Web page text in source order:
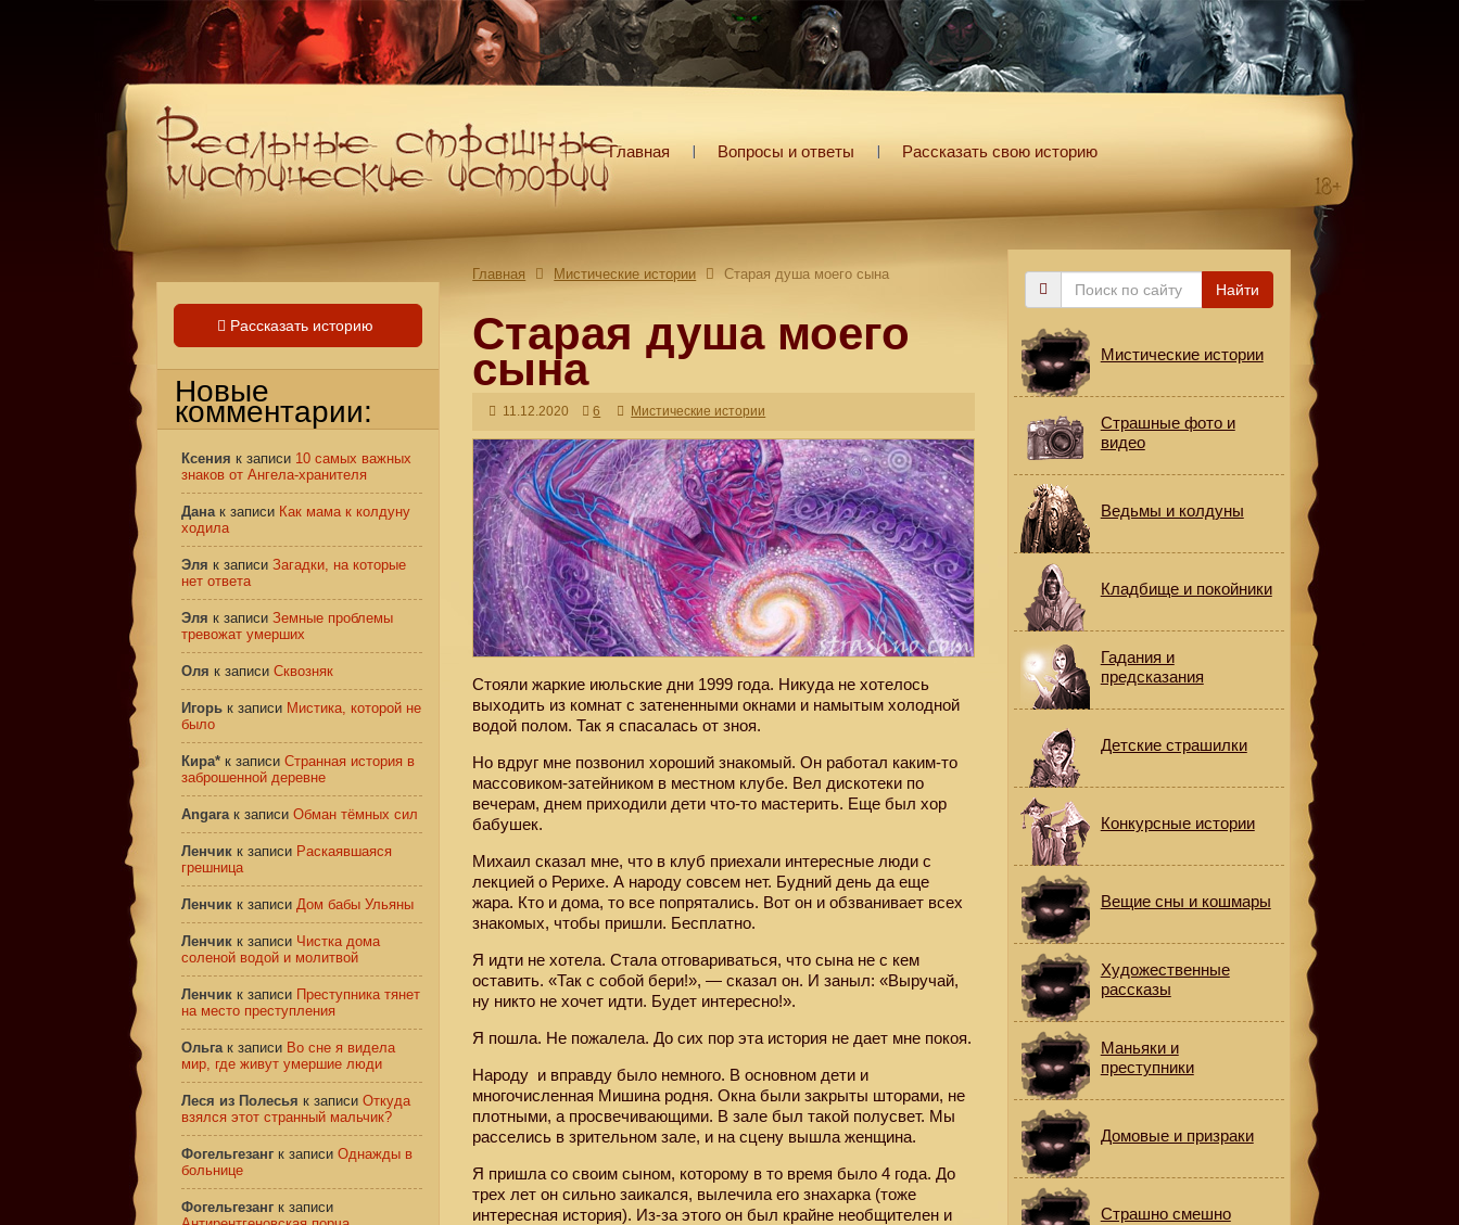
Главная Вопросы и ответы Рассказать свою историю
Главная Мистические истории Старая душа моего сына
Старая душа моего
сына
11.12.2020 6 Мистические истории
Стояли жаркие июльские дни 1999 года. Никуда не хотелось
выходить из комнат с затененными окнами и намытым холодной
водой полом. Так я спасалась от зноя.
Но вдруг мне позвонил хороший знакомый. Он работал каким-то
массовиком-затейником в местном клубе. Вел дискотеки по
вечерам, днем приходили дети что-то мастерить. Еще был хор
бабушек.
Михаил сказал мне, что в клуб приехали интересные люди с
лекцией о Рерихе. А народу совсем нет. Будний день да еще
жара. Кто и дома, то все попрятались. Вот он и обзванивает всех
знакомых, чтобы пришли. Бесплатно.
Я идти не хотела. Стала отговариваться, что сына не с кем
оставить. «Так с собой бери!», — сказал он. И заныл: «Выручай,
ну никто не хочет идти. Будет интересно!».
Я пошла. Не пожалела. До сих пор эта история не дает мне покоя.
Народу и вправду было немного. В основном дети и
многочисленная Мишина родня. Окна были закрыты шторами, не
плотными, а просвечивающими. В зале был такой полусвет. Мы
расселись в зрительном зале, и на сцену вышла женщина.
Я пришла со своим сыном, которому в то время было 4 года. До
трех лет он сильно заикался, вылечила его знахарка (тоже
интересная история). Из-за этого он был крайне необщителен и
Рассказать историю
Новые
комментарии:
Ксения к записи 10 самых важных
знаков от Ангела-хранителя
Данак записи Как мама к колдуну
ходила
Эля к записи Загадки, на которые
нет ответа
Эля к записи Земные проблемы
тревожат умерших
Оля к записи Сквозняк
Игорь к записи Мистика, которой не
было
Кира* к записи Странная история в
заброшенной деревне
Angaraк записи Обман тёмных сил
Ленчик к записи Раскаявшаяся
грешница
Ленчик к записи Дом бабы Ульяны
Ленчик к записи Чистка дома
соленой водой и молитвой
Ленчик к записи Преступника тянет
на место преступления
Ольгак записи Во сне я видела
мир, где живут умершие люди
Леся из Полесья к записи Откуда
взялся этот странный мальчик?
Фогельгезанг к записи Однажды в
больнице
Фогельгезанг к записи
Поиск
Найти
Мистические истории
Страшные фото и
видео
Ведьмы и колдуны
Кладбище и покойники
Гадания и
предсказания
Детские страшилки
Конкурсные истории
Вещие сны и кошмары
Художественные
рассказы
Маньяки и
преступники
Домовые и призраки
Страшно смешно